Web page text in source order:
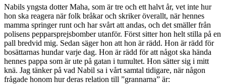
Nabils yngsta dotter Maha, som är tre och ett halvt år, vet inte hur
hon ska reagera när folk bråkar och skriker överallt, när hennes
mamma springer runt och har svårt att andas, och det smäller från
polisens pepparsprejsbomber utanför. Först sitter hon helt stilla på en
pall bredvid mig. Sedan säger hon att hon är rädd. Hon är rädd för
bosättarnas hundar varje dag. Hon är rädd för att något ska hända
hennes pappa som är ute på gatan i tumultet. Hon sätter sig i mitt
knä. Jag tänker på vad Nabil sa i vårt samtal tidigare, när någon
frågade honom hur deras relation till ”grannarna” är: